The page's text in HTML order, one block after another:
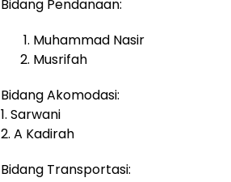
Bidang Pendanaan:
Muhammad Nasir
Musrifah
Bidang Akomodasi:
1. Sarwani
2. A Kadirah
Bidang Transportasi: